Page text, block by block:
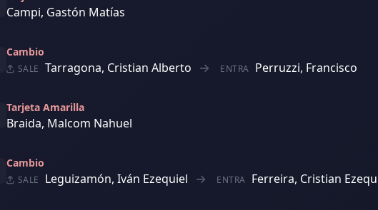
Campi, Gastón Matías
Cambio
SALE Tarragona, Cristian Alberto ENTRA Perruzzi, Francisco
Tarjeta Amarilla
Braida, Malcom Nahuel
Cambio
SALE Leguizamón, Iván Ezequiel ENTRA Ferreira, Cristian